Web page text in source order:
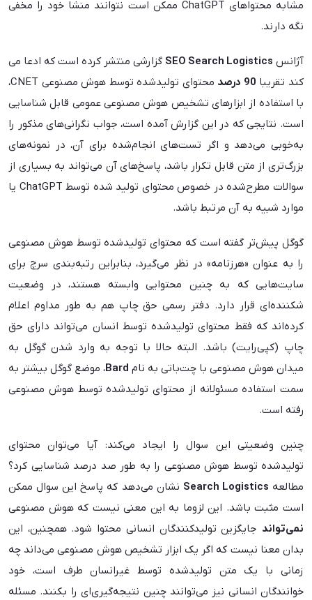
مشابه محتواهای ChatGPT ممکن است نتوانند منشا خود را مخفی
نگه دارند.
آژانس SEO Search Logistics گزارشی منتشر کرده است که ادعا می
کند تقریبا 90 درصد
محتوای تولیدشده توسط هوش مصنوعی CNET،
با استفاده از ابزارهای تشخیص هوش مصنوعی عمومی قابل شناسایی
است. نتایجی که در این گزارش‌ آمده است، جواب نگرانی‌های مذکور را
به‌خوبی می‌دهد و اگر تست‌های انجام‌شده برای آن، در نمونه‌های
بزرگ‌تری از متن قابل تکرار باشد، پاسخ‌های آن می‌تواند به بسیاری از
سوالات مطرح‌شده در خصوص محتوای تولید شده توسط ChatGPT یا
موارد شبیه به آن مرتبط باشد.
گوگل پیش‌تر گفته است که محتوای تولیدشده توسط هوش مصنوعی
را به عنوان «هرزنامه» در نظر می‌گیرد، بنابراین رتبه‌بندی سرچ برای
سایت‌هایی که به چنین محتوایی وابسته هستند، در وضعیت
شکننده‌ای قرار دارد. دفتر رسمی حق چاپ هم به طور مداوم اعلام
کرده‌اند که فقط محتوای تولیدشده توسط انسان می‌تواند دارای حق
چاپ (کپی‌رایت) باشد. البته حالا با توجه به وارد شدن گوگل به
میدان هوش مصنوعی با چت‌باتی به نام Bard، موضع گوگل بیشتر به
سمت استفاده مسئولانه از محتوای تولیدشده توسط هوش مصنوعی
رفته است.
چنین وضعیتی این سوال را ایجاد می‌کند: آیا می‌توان محتوای
تولیدشده توسط هوش مصنوعی را به طور صد درصد شناسایی کرد؟
مطالعه Search Logistics نشان می‌دهد که پاسخ این سوال ممکن
است مثبت باشد. این لزوما به این معنی نیست که هوش مصنوعی
نمی‌تواند جایگزین تولیدکنندگان انسانی محتوا شود. همچنین، این
بدان معنا نیست که اگر یک ابزار تشخیص هوش مصنوعی می‌داند چه
زمانی با یک متن تولیدشده توسط غیرانسان طرف است، خود
خوانندگان انسانی نیز می‌توانند چنین نتیجه‌گیری‌ای را بکنند. مسئله